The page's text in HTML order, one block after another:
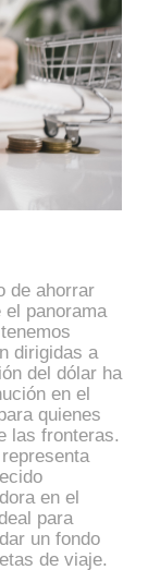
de ahorrar
el panorama
dirigidas a
del dólar ha
en el
quienes
las fronteras.
en el
para
un fondo
de viaje.